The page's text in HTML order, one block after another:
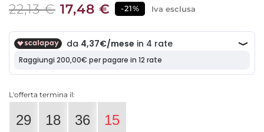
22,13 € 17,48 € -21% Iva esclusa
L'offerta termina il:
29 18 36 15